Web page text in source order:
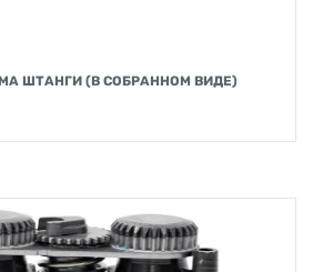
ШТАНГИ ​​(В СОБРАННОМ ВИДЕ)